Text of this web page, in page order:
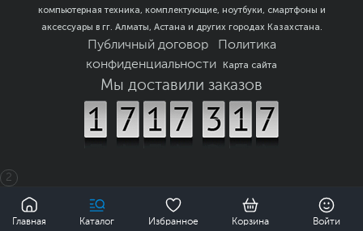
компьютерная техника, комплектующие, ноутбуки, смартфоны и
аксессуары в гг. Алматы, Астана и других городах Казахстана.
Публичный договор
Политика
конфиденциальности
Карта сайта
Мы доставили заказов
2
Главная Каталог Избранное Корзина Войти